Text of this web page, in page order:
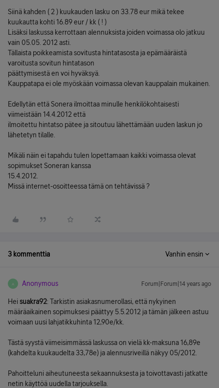
Siinä kahden ( 2 ) kuukauden lasku on 33.78 eur mikä tekee
kuukautta kohti 16.89 eur / kk ( ! )
Lisäksi laskussa kerrottaan alennuksista joiden voimassa olo jatkuu
vain 05.05. 2012 asti.
Tällaista poikkeamista sovitusta hintatasosta ja epämääräistä
varoitusta sovitun hintatason
päättymisestä en voi hyväksyä.
Kauppatapa ei ole myöskään voimassa olevan kauppalain mukainen.
Edellytän että Sonera ilmoittaa minulle henkilökohtaisesti
viimeistään 14.4.2012 että
ilmoitettu hintatso pätee ja sitoutuu lähettämään uuden laskun jo
lähetetyn tilalle.
Mikäli näin ei tapahdu tulen lopettamaan kaikki voimassa olevat
sopimukset Soneran kanssa
15.4.2012.
Missä internet-osoitteessa tämä on tehtävissä ?
3 kommenttia Vanhin ensin
A Anonymous Forum|Forum|14 years ago
Heisuakra92: Tarkistin asiakasnumerollasi, että nykyinen
määräaikainen sopimuksesi päättyy 5.5.2012 ja tämän jälkeen astuu
voimaan uusi lahjatikkuhinta 12,90e/kk.
Tästä syystä viimeisimmässä laskussa on vielä kk-maksuna 16,89e
(kahdelta kuukaudelta 33,78e) ja alennusriveillä näkyy 05/2012.
Pahoitteluni aiheutuneesta sekaannuksesta ja toivottavasti jatkatte
netin käyttöä uudella tarjouksella.